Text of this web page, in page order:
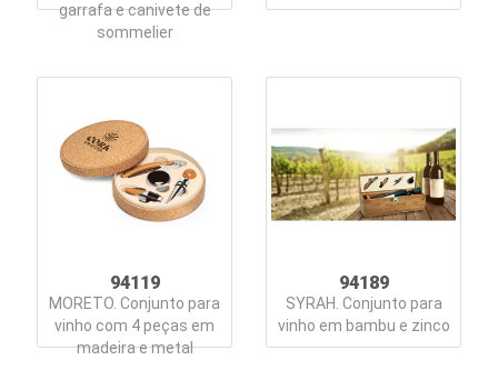
garrafa e canivete de
sommelier
94119
MORETO. Conjunto para
vinho com 4 peças em
madeira e metal
94189
SYRAH. Conjunto para
vinho em bambu e zinco